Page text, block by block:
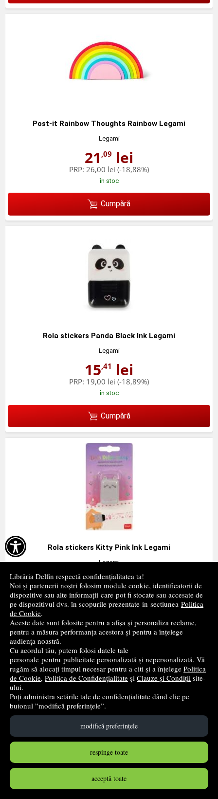

Librăria Delfin respectă confidențialitatea ta!
Noi și partenerii noștri folosim module cookie, identificatorii de
dispozitive sau alte informații care pot fi stocate sau accesate de
pe dispozitivul dvs. în scopurile prezentate in sectiunea Politica
de Cookie.
Aceste date sunt folosite pentru a afișa și personaliza reclame,
pentru a măsura performanța acestora și pentru a înțelege
audiența noastră.
Cu acordul tău, putem folosi datele tale
personale pentru publicitate personalizată și nepersonalizată. Vă
rugăm să alocați timpul necesar pentru a citi și a înțelege Politica
de Cookie, Politica de Confidențialitate și Clauze și Condiții site-
ului.
Poți administra setările tale de confidențialitate dând clic pe
butonul ”modifică preferințele”.
modifică preferințele
respinge toate
acceptă toate
Post-it Rainbow Thoughts Rainbow Legami
Legami
21 ,09 lei
PRP: 26,00 lei (-18,88%)
în stoc
Cumpără
Rola stickers Panda Black Ink Legami
Legami
15,41 lei
PRP: 19,00 lei (-18,89%)
în stoc
Cumpără
Rola stickers Kitty Pink Ink Legami
Legami
15,41lei
PRP:19,00 lei (-18,89%)
în stoc
Cumpără
Legami
26,76lei